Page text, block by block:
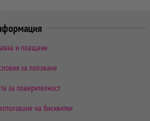
и плащане
за ползване
за поверителност
на бисквитки